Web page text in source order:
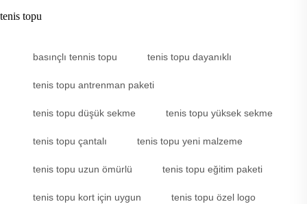
tenis topu
basınçlı tennis topu tenis topu dayanıklı
tenis topu antrenman paketi
tenis topu düşük sekme tenis topu yüksek sekme
tenis topu çantalı tenis topu yeni malzeme
tenis topu uzun ömürlü tenis topu eğitim paketi
tenis topu kort için uygun tenis topu özel logo